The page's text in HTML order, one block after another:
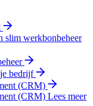
slim werkbonbeheer
bedrijf
(CRM)
(CRM) Lees meer